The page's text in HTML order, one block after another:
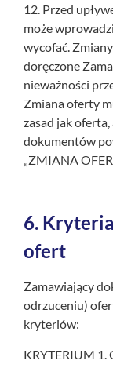
12. Przed
może
wycofać.
doręczone
nieważności
Zmiana oferty
zasad jak
dokumentów
„ZMIANA
6.
ofert
Zamawiający
odrzuceniu)
kryteriów:
KRYTERIUM 1.